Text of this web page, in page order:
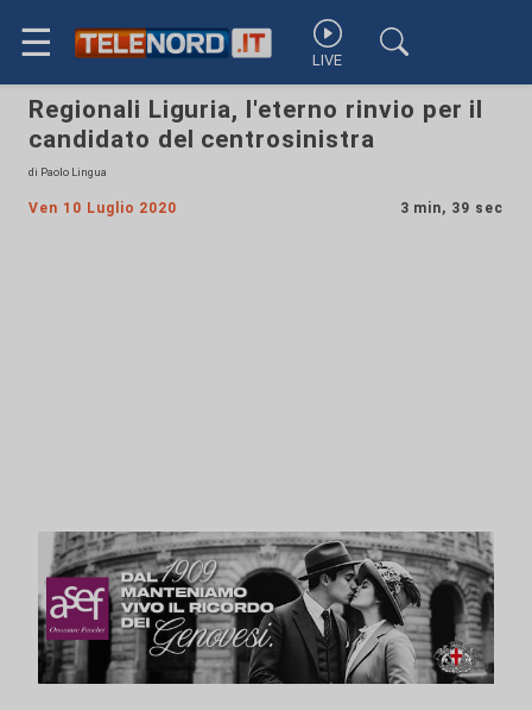
☰ LIVE
Regionali Liguria, l'eterno rinvio per il
candidato del centrosinistra
di Paolo Lingua
Ven 10 Luglio 2020 3 min, 39 sec